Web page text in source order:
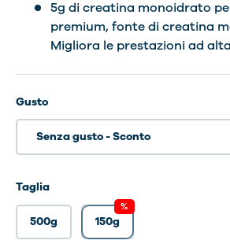
5g di creatina monoidrato
premium, fonte di creatina
Migliora le prestazioni ad
Gusto
Senza gusto - Sconto
Taglia
500g 150g
%